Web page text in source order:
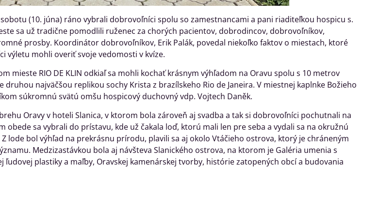
(10. júna) ráno vybrali dobrovoľníci spolu so zamestnancami a pani riaditeľkou hospicu s.
sa už tradične pomodlili ruženec za chorých pacientov, dobrodincov, dobrovoľníkov,
prosby. Koordinátor dobrovoľníkov, Erik Palák, povedal niekoľko faktov o miestach, ktoré
výletu mohli overiť svoje vedomosti v kvíze.
mieste RIO DE KLIN odkiaľ sa mohli kochať krásnym výhľadom na Oravu spolu s 10 metrov
druhou najväčšou replikou sochy Krista z brazílskeho Rio de Janeira. V miestnej kaplnke Božieho
súkromnú svätú omšu hospicový duchovný vdp. Vojtech Daněk.
Oravy v hoteli Slanica, v ktorom bola zároveň aj svadba a tak si dobrovoľníci pochutnali na
obede sa vybrali do prístavu, kde už čakala loď, ktorú mali len pre seba a vydali sa na okružnú
lode bol výhľad na prekrásnu prírodu, plavili sa aj okolo Vtáčieho ostrova, ktorý je chráneným
Medzizastávkou bola aj návšteva Slanického ostrova, na ktorom je Galéria umenia s
ľudovej plastiky a maľby, Oravskej kamenárskej tvorby, histórie zatopených obcí a budovania